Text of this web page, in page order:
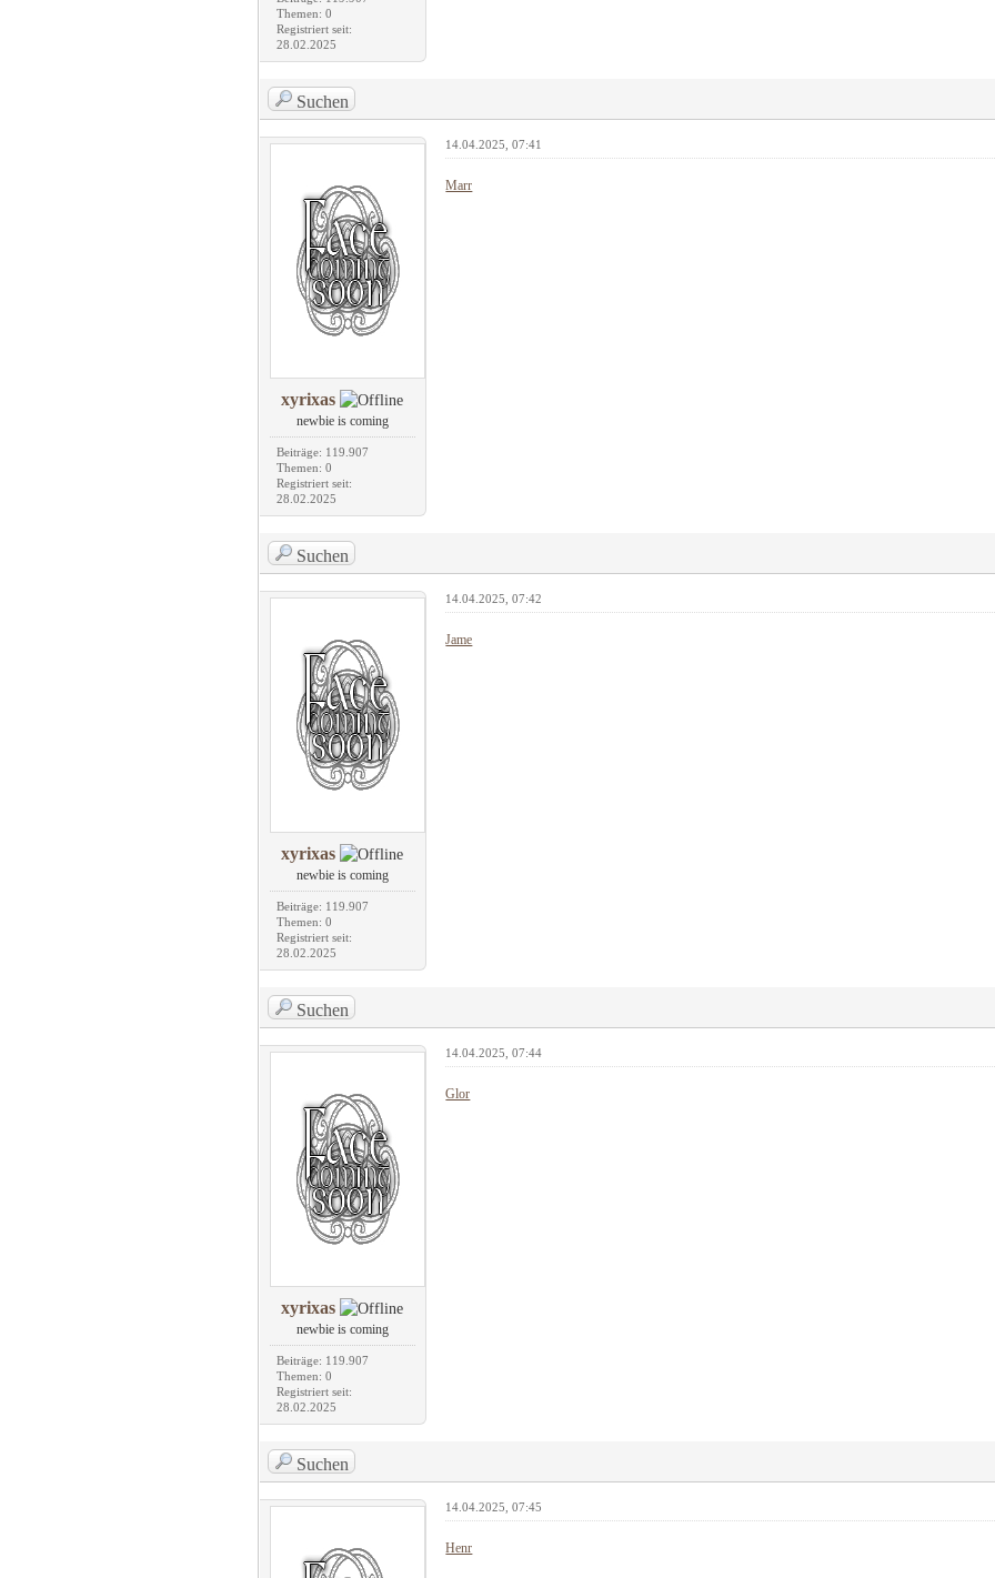
Themen: 0
Registriert seit:
28.02.2025
Suchen
xyrixas
newbie is coming
Beiträge: 119.907
Themen: 0
Registriert seit:
28.02.2025
14.04.2025, 07:41
Marr
Suchen
xyrixas
newbie is coming
Beiträge: 119.907
Themen: 0
Registriert seit:
28.02.2025
14.04.2025, 07:42
Jame
Suchen
xyrixas
newbie is coming
Beiträge: 119.907
Themen: 0
Registriert seit:
28.02.2025
14.04.2025, 07:44
Glor
Suchen
14.04.2025, 07:45
Henr